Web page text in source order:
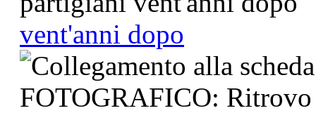
vent'anni dopo